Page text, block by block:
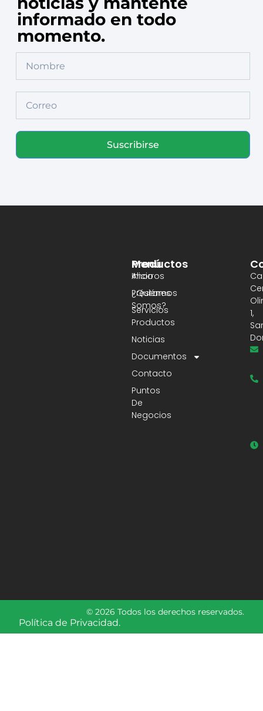
informado en todo
momento.
Suscribirse
Productos
Ahorros
Préstamos
Servicios
Menú
Inicio
¿Quiénes
Somos?
Productos
Noticias
Documentos
Contacto
Puntos
De
Negocios
1,
© 2026 Todos los derechos reservados.
Política de Privacidad.